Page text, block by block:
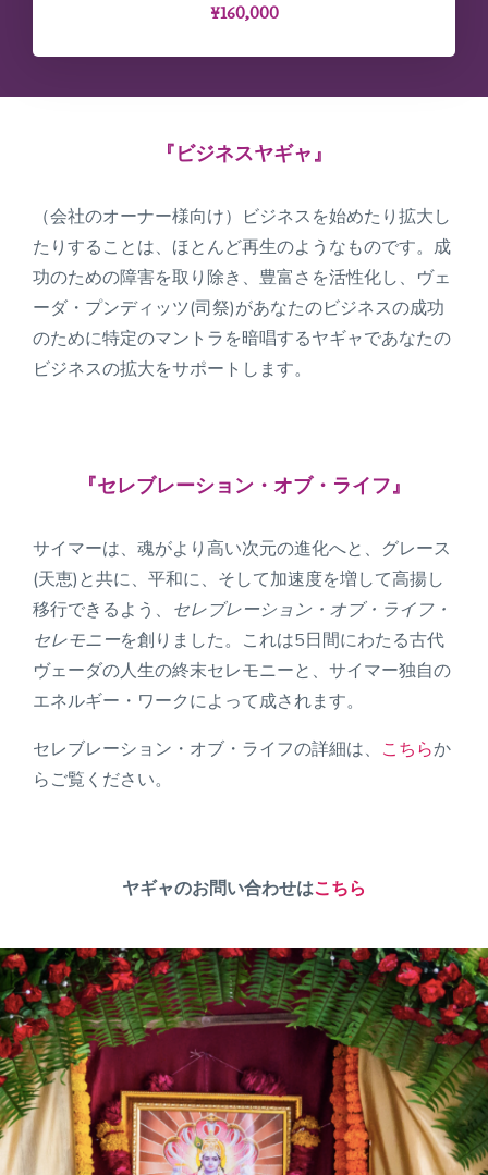
¥160,000
『ビジネスヤギャ』
（会社のオーナー様向け）ビジネスを始めたり拡大し
たりすることは、ほとんど再生のようなものです。成
功のための障害を取り除き、豊富さを活性化し、ヴェ
ーダ・プンディッツ(司祭)があなたのビジネスの成功
のために特定のマントラを暗唱するヤギャであなたの
ビジネスの拡大をサポートします。
『セレブレーション・オブ・ライフ』
サイマーは、魂がより高い次元の進化へと、 グレース
(天恵)と共に、平和に、そして加速度を増して高揚し
移行できるよう、 セレブレーション・オブ・ライフ・
セレモニーを創りました。これは5日間にわたる古代
ヴェーダの人生の終末セレモニーと、サイマー独自の
エネルギー・ワークによって成されます。
セレブレーション・オブ・ライフの詳細は、 こちらか
らご覧ください。
ヤギャのお問い合わせはこちら